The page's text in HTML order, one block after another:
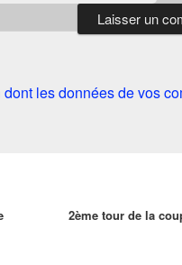
les données de vos
2ème tour de la